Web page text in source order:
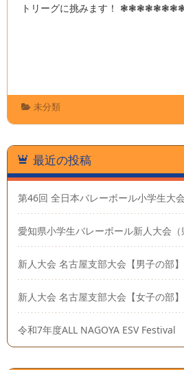
トリーグに挑みます！
未分類
最近の投稿
第46回 全日本バレーボール小学生大
愛知県小学生バレーボール新人大会（
新人大会 名古屋支部大会【男子の部】
新人大会 名古屋支部大会【女子の部】
令和7年度ALL NAGOYA ESV Festival